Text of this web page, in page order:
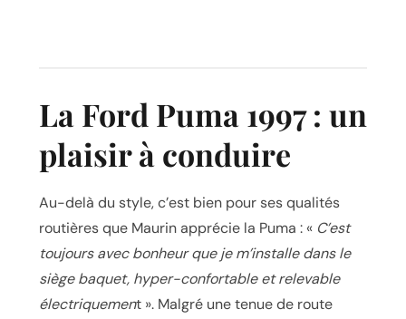
La Ford Puma 1997 : un
plaisir à conduire
Au-delà du style, c’est bien pour ses qualités
routières que Maurin apprécie la Puma : « C’est
toujours avec bonheur que je m’installe dans le
siège baquet, hyper-confortable et relevable
électriquement ». Malgré une tenue de route